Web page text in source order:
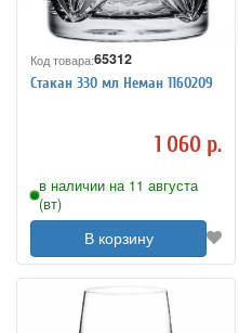
Код товара:65312
Стакан 330 мл Неман 1160209
1 060 р.
в наличии на 11 августа
(вт)
В корзину